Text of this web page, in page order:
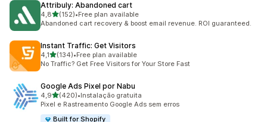
Attribuly: Abandoned cart
4,8de 5 estrelas
(152)
152 total de avaliações
•Free plan available
Abandoned cart recovery & boost email revenue. ROI guaranteed.
Instant Traffic: Get Visitors
4,1de 5 estrelas
(134)
134 total de avaliações
•Free plan available
No Traffic? Get Free Visitors for Your Store Fast
Google Ads Pixel por Nabu
4,9de 5 estrelas
(420)
420 total de avaliações
•Instalação gratuita
Pixel e Rastreamento Google Ads sem erros
Built for Shopify